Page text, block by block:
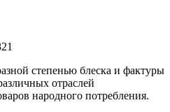
степенью блеска и фактуры
отраслей
народного потребления.